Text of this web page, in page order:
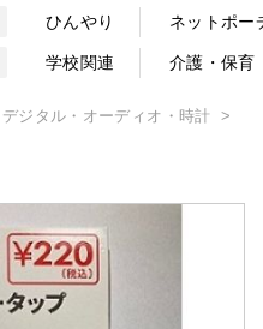
ひんやり ネットポー
学校関連 介護・保育
デジタル・オーディオ・時計